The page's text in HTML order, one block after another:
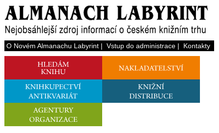
O Novém Almanachu Labyrint| Vstup do administrace| Kontakty